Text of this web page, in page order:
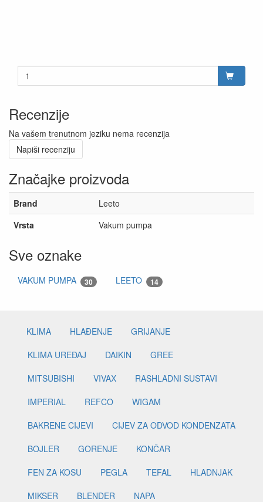
Recenzije
Na vašem trenutnom jeziku nema recenzija
Napiši recenziju
Značajke proizvoda
Brand
Leeto
Vrsta
Vakum pumpa
Sve oznake
VAKUM PUMPA 30 LEETO 14
KLIMA HLAĐENJE
GRIJANJE
KLIMA UREĐAJ
DAIKIN
GREE
MITSUBISHI
VIVAX
RASHLADNI SUSTAVI
IMPERIAL
REFCO
WIGAM
BAKRENE CIJEVI
CIJEV ZA ODVOD KONDENZATA
BOJLER
GORENJE
KONČAR
FEN ZA KOSU
PEGLA TEFAL
HLADNJAK
MIKSER
BLENDER
NAPA